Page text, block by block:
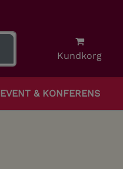
Kundkorg
EVENT & KONFERENS